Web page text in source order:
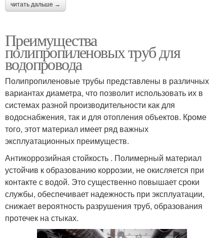
читать дальше →
Преимущества
полипропиленовых труб для
водопровода
Полипропиленовые трубы представлены в различных
вариантах диаметра, что позволит использовать их в
системах разной производительности как для
водоснабжения, так и для отопления объектов. Кроме
того, этот материал имеет ряд важных
эксплуатационных преимуществ.
Антикоррозийная стойкость . Полимерный материал
устойчив к образованию коррозии, не окисляется при
контакте с водой. Это существенно повышает сроки
службы, обеспечивает надежность при эксплуатации,
снижает вероятность разрушения труб, образования
протечек на стыках.